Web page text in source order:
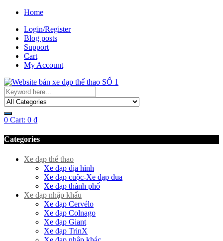
Home
Login/Register
Blog posts
Support
Cart
My Account
0 Cart: 0 ₫
Categories
Xe đạp thể thao
Xe đạp địa hình
Xe đạp cuộc-Xe đạp đua
Xe đạp thành phố
Xe đạp nhập khẩu
Xe đạp Cervélo
Xe đạp Colnago
Xe đạp Giant
Xe đạp TrinX